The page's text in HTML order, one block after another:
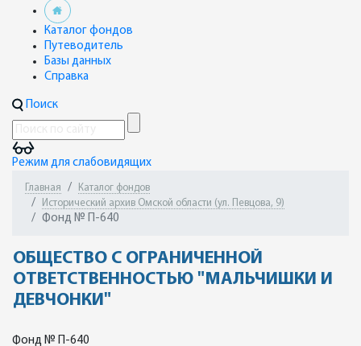
Каталог фондов
Путеводитель
Базы данных
Справка
Поиск
Режим для слабовидящих
Главная
Каталог фондов
Исторический архив Омской области (ул. Певцова, 9)
Фонд № П-640
ОБЩЕСТВО С ОГРАНИЧЕННОЙ
ОТВЕТСТВЕННОСТЬЮ "МАЛЬЧИШКИ И
ДЕВЧОНКИ"
Фонд № П-640